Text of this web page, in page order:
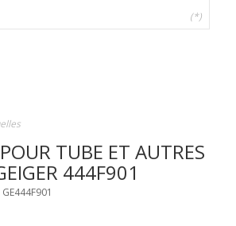
(*)
TUBE ET AUTRES
444F901